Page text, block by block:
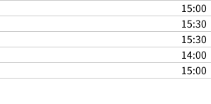
15:00
15:30
15:30
14:00
15:00